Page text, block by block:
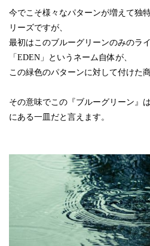
今でこそ様々なパターンが増えて独
リーズですが、
最初はこのブルーグリーンのみのラ
「EDEN」というネーム自体が、
この緑色のパターンに対して付けた
その意味でこの『ブルーグリーン』
にある一皿だと言えます。